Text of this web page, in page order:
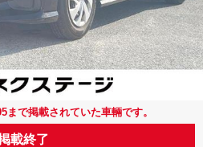
まで掲載されていた車輛です。
載終了